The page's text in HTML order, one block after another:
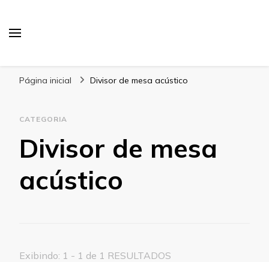
Página inicial Divisor de mesa acústico
CATEGORIA
Divisor de mesa
acústico
Exibindo: 1 - 1 de 1 RESULTADOS